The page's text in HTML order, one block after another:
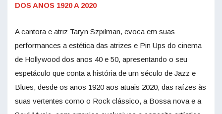
DOS ANOS 1920 A 2020
A cantora e atriz Taryn Szpilman, evoca em suas
performances a estética das atrizes e Pin Ups do cinema
de Hollywood dos anos 40 e 50, apresentando o seu
espetáculo que conta a história de um século de Jazz e
Blues, desde os anos 1920 aos atuais 2020, das raízes às
suas vertentes como o Rock clássico, a Bossa nova e a